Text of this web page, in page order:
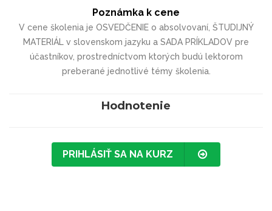
Poznámka k cene
V cene školenia je OSVEDČENIE o absolvovaní, ŠTUDIJNÝ
MATERIÁL v slovenskom jazyku a SADA PRÍKLADOV pre
účastníkov, prostredníctvom ktorých budú lektorom
preberané jednotlivé témy školenia.
Hodnotenie
PRIHLÁSIŤ SA NA KURZ